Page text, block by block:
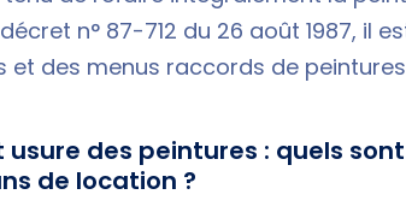
n° 87-712 du 26 août 1987, il
et des menus raccords de
des peintures : quels
de location ?